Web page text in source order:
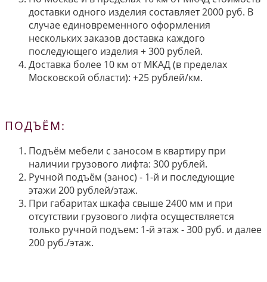
доставки одного изделия составляет 2000 руб. В
случае единовременного оформления
нескольких заказов доставка каждого
последующего изделия + 300 рублей.
Доставка более 10 км от МКАД (в пределах
Московской области): +25 рублей/км.
ПОДЪЁМ:
Подъём мебели с заносом в квартиру при
наличии грузового лифта: 300 рублей.
Ручной подъём (занос) - 1-й и последующие
этажи 200 рублей/этаж.
При габаритах шкафа свыше 2400 мм и при
отсутствии грузового лифта осуществляется
только ручной подъем: 1-й этаж - 300 руб. и далее
200 руб./этаж.